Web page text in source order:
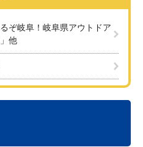
ぞ岐阜！岐阜県アウトドア
他